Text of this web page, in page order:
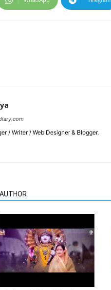
/ Writer / Web Designer & Blogger.